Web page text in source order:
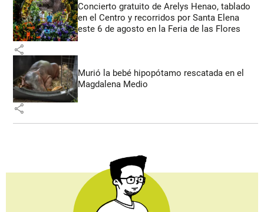
Concierto gratuito de Arelys Henao, tablado
en el Centro y recorridos por Santa Elena
este 6 de agosto en la Feria de las Flores
share
Murió la bebé hipopótamo rescatada en el
Magdalena Medio
share